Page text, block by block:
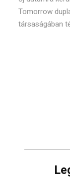
Tomorrow
társaságában